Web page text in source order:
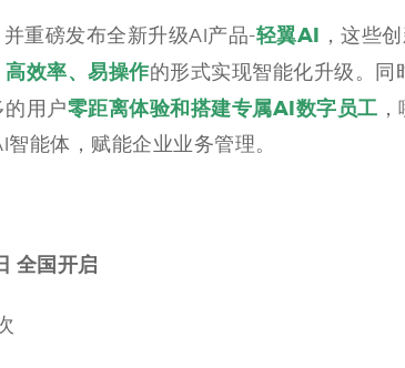
重磅发布全新升级AI产品-轻翼AI ，这些
效率、易操作的形式实现智能化升级。同
用户零距离体验和搭建专属AI数字员工
能体，赋能企业业务管理。
全国开启